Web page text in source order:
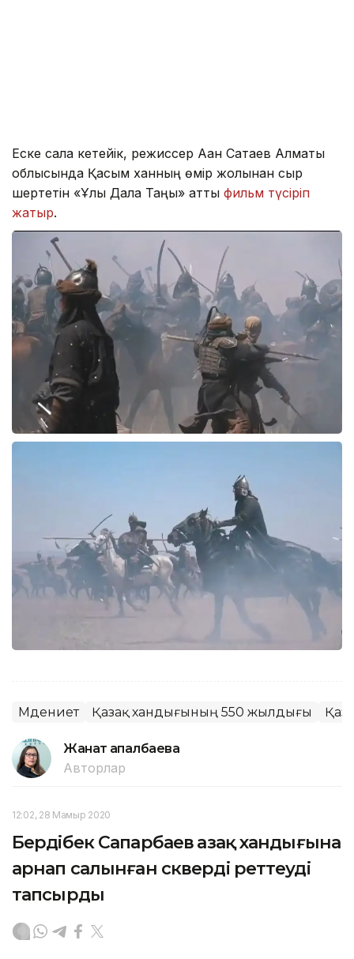
Еске сала кетейік, режиссер Ақан Сатаев Алматы
облысында Қасым ханның өмір жолынан сыр
шертетін «Ұлы Дала Таңы» атты фильм түсіріп
жатыр.
Мәдениет Қазақ хандығының 550 жылдығы
Жанат Қапалбаева
Авторлар
12:02, 28 Мамыр 2020
Бердібек Сапарбаев Қазақ хандығына
арнап салынған скверді реттеуді
тапсырды